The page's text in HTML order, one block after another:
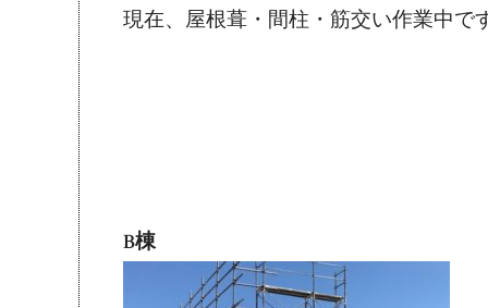
現在、屋根葺・間柱・筋交い作業中で
B棟